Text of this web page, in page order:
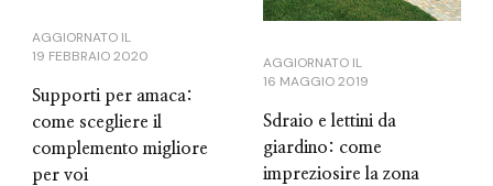
AGGIORNATO IL
19 FEBBRAIO 2020
Supporti per amaca:
come scegliere il
complemento migliore
per voi
AGGIORNATO IL
16 MAGGIO 2019
Sdraio e lettini da
giardino: come
impreziosire la zona